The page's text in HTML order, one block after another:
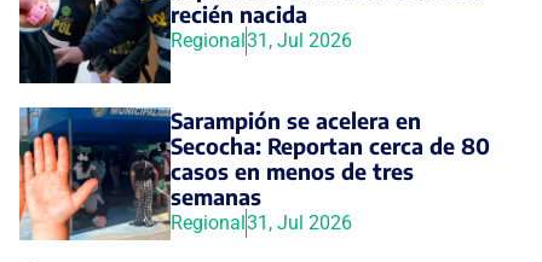
recién nacida
Regional 31, Jul 2026
Sarampión se acelera en
Secocha: Reportan cerca de 80
casos en menos de tres
semanas
Regional 31, Jul 2026